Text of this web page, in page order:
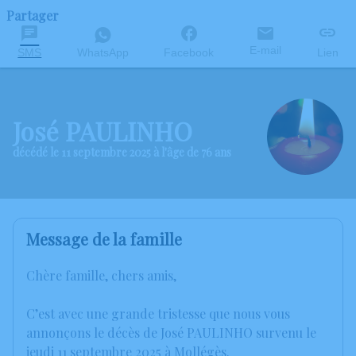
Partager
SMS WhatsApp Facebook E-mail Lien
José PAULINHO
décédé le 11 septembre 2025 à l'âge de 76 ans
Message de la famille
Chère famille, chers amis,
C’est avec une grande tristesse que nous vous
annonçons le décès de José PAULINHO survenu le
jeudi 11 septembre 2025 à Mollégès.